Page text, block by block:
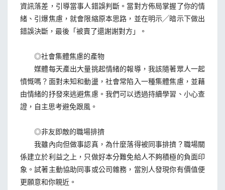
資訊落差，引導當事人錯誤判斷。當對方佈局掌握了你的情
緒、引爆焦慮，就會限縮原本思路，並在明示╱暗示下做出
錯誤決斷，最後「被賣了還謝謝對方」。
◎社會集體焦慮的產物
媒體每天產出大量挑起情緒的報導，我該隨著眾人一起
憤慨嗎？面對未知和動盪，社會常陷入一種集體焦慮，並藉
由情緒的抒發來逃避焦慮。我們可以透過持續學習、小心查
證，自主思考避免跟風。
◎非友即敵的職場排擠
我雖內向但做事認真，為什麼落得被同事排擠？職場關
係建立於利益之上，只做好本分難免給人不夠積極的負面印
象。試著主動協助同事或公司雜務，當別人發現你有價值便
更願意和你親近。